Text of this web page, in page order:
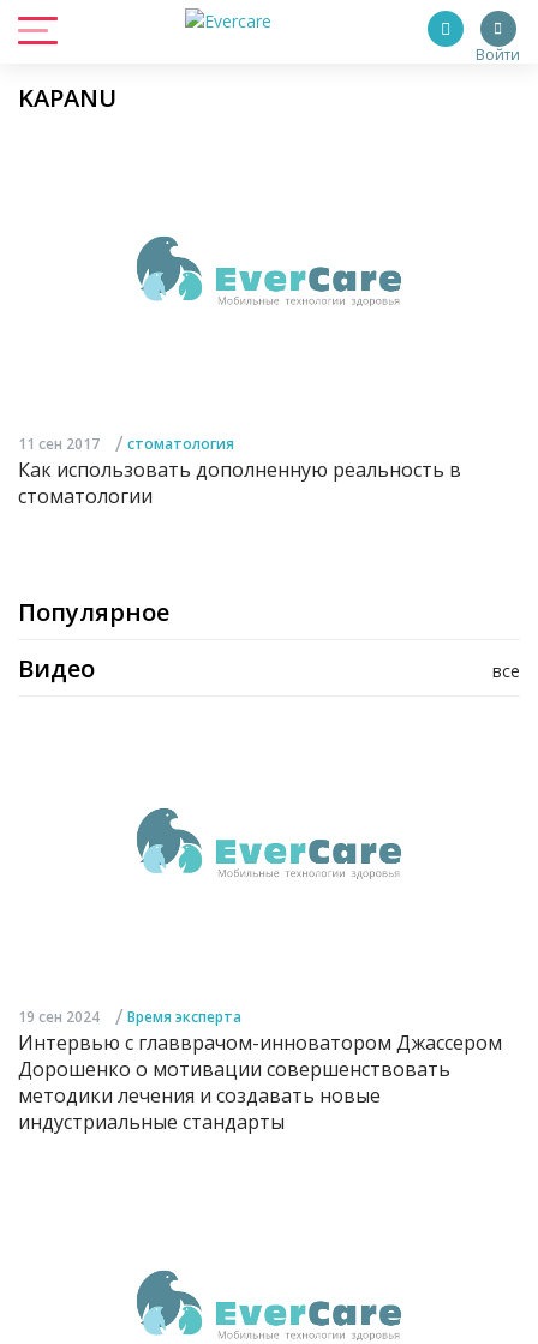
Войти
KAPANU
11 сен 2017 / стоматология
Как использовать дополненную реальность в
стоматологии
Популярное
все
Видео
19 сен 2024 / Время эксперта
Интервью с главврачом-инноватором Джассером
Дорошенко о мотивации совершенствовать
методики лечения и создавать новые
индустриальные стандарты